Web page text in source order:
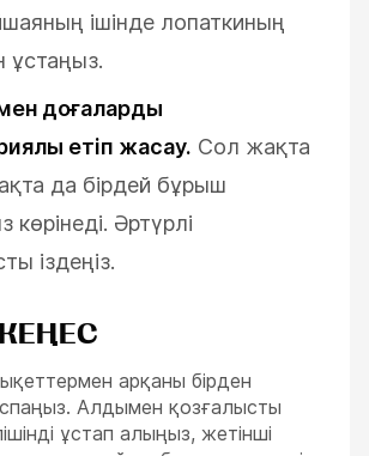
ішінде лопаткиның
доғаларды
етіп жасау. Сол жақта
да бірдей бұрыш
көрінеді. Әртүрлі
іздеңіз.
арқаны бірден
Алдымен қозғалысты
ұстап алыңыз, жетінші